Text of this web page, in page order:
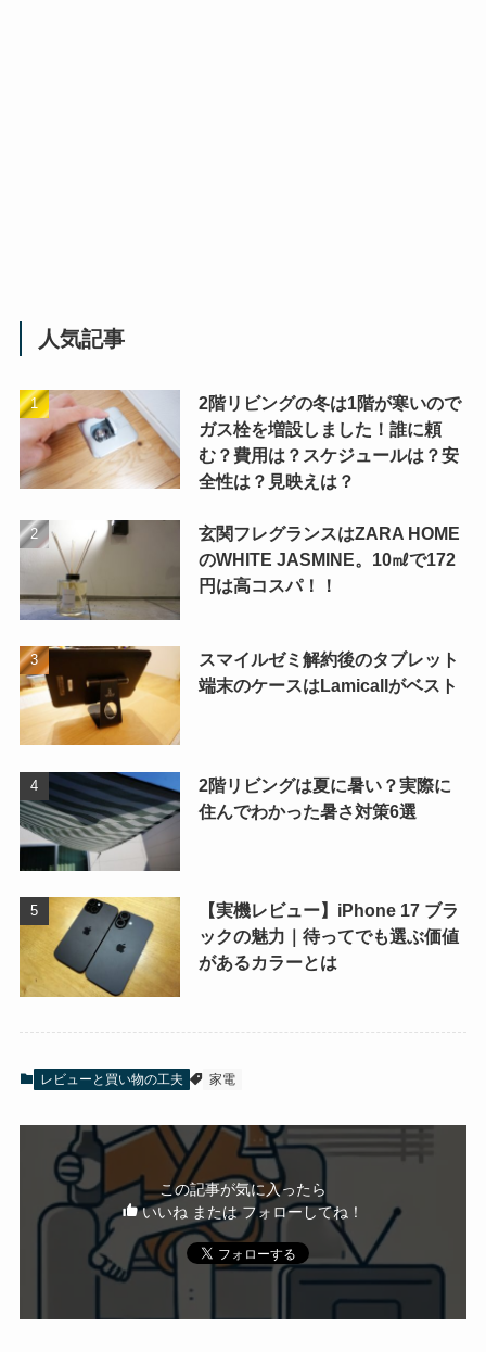
人気記事
2階リビングの冬は1階が寒いので
ガス栓を増設しました！誰に頼
む？費用は？スケジュールは？安
全性は？見映えは？
玄関フレグランスはZARA HOME
のWHITE JASMINE。10㎖で172
円は高コスパ！！
スマイルゼミ解約後のタブレット
端末のケースはLamicallがベスト
2階リビングは夏に暑い？実際に
住んでわかった暑さ対策6選
【実機レビュー】iPhone 17 ブラ
ックの魅力｜待ってでも選ぶ価値
があるカラーとは
レビューと買い物の工夫 家電
この記事が気に入ったら
いいね または フォローしてね！